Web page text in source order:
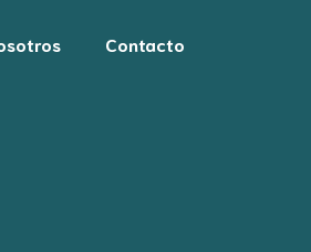
Contacto